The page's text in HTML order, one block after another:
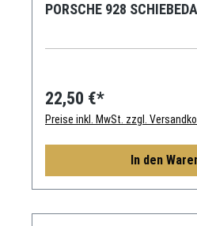
PORSCHE 928
22,50 €*
Preise inkl. MwSt. zzgl.
In den